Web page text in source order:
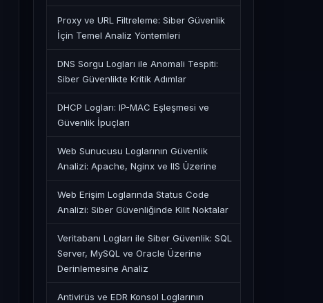
Proxy ve URL Filtreleme: Siber Güvenlik
İçin Temel Analiz Yöntemleri
DNS Sorgu Logları ile Anomali Tespiti:
Siber Güvenlikte Kritik Adımlar
DHCP Logları: IP-MAC Eşleşmesi ve
Güvenlik İpuçları
Web Sunucusu Loglarının Güvenlik
Analizi: Apache, Nginx ve IIS Üzerine
Web Erişim Loglarında Status Code
Analizi: Siber Güvenliğinde Kilit Noktalar
Veritabanı Logları ile Siber Güvenlik: SQL
Server, MySQL ve Oracle Üzerine
Derinlemesine Analiz
Antivirüs ve EDR Konsol Loglarının